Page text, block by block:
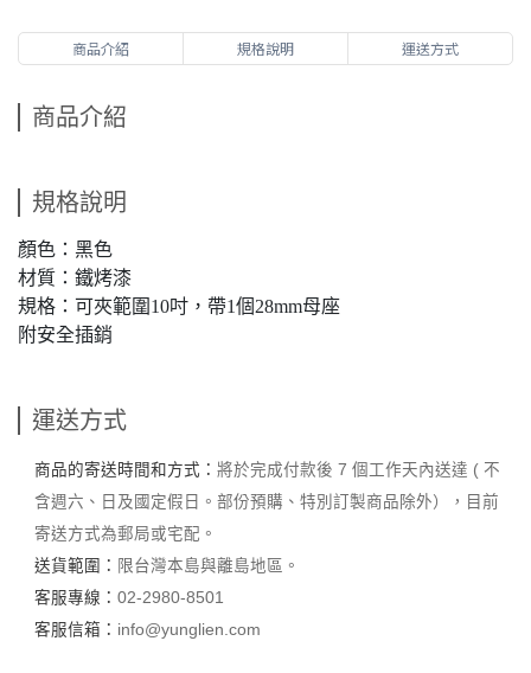
商品介紹 規格說明 運送方式
商品介紹
規格說明
顏色：黑色
材質：鐵烤漆
規格：可夾範圍10吋，帶1個28mm母座
附安全插銷
運送方式
商品的寄送時間和方式： 將於完成付款後 7 個工作天內送達 ( 不
含週六、日及國定假日。部份預購、特別訂製商品除外），目前
寄送方式為郵局或宅配。
送貨範圍： 限台灣本島與離島地區。
客服專線： 02-2980-8501
客服信箱： info@yunglien.com